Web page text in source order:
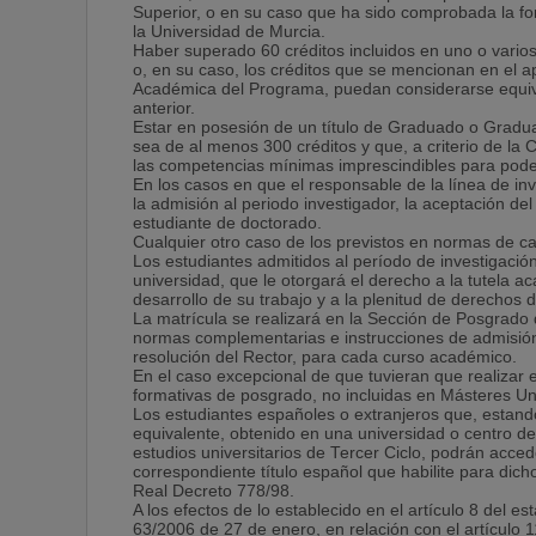
Superior, o en su caso que ha sido comprobada la
la Universidad de Murcia.
Haber superado 60 créditos incluidos en uno o
o, en su caso, los créditos que se mencionan en el
Académica del Programa, puedan considerarse
anterior.
Estar en posesión de un título de Graduado o
sea de al menos 300 créditos y que, a criterio de la
las competencias mínimas imprescindibles para
En los casos en que el responsable de la línea de
la admisión al periodo investigador, la aceptación
estudiante de doctorado.
Cualquier otro caso de los previstos en normas de
Los estudiantes admitidos al período de
universidad, que le otorgará el derecho a la tutela
desarrollo de su trabajo y a la plenitud de derechos
La matrícula se realizará en la Sección de
normas complementarias e instrucciones de
resolución del Rector, para cada curso académico.
En el caso excepcional de que tuvieran que
formativas de posgrado, no incluidas en Másteres
Los estudiantes españoles o extranjeros que,
equivalente, obtenido en una universidad o centro
estudios universitarios de Tercer Ciclo, podrán
correspondiente título español que habilite para
Real Decreto 778/98.
A los efectos de lo establecido en el artículo 8 del
63/2006 de 27 de enero, en relación con el artículo